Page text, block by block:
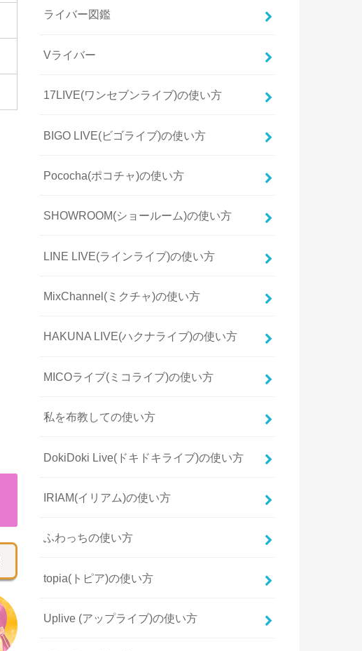
ライバー図鑑
Vライバー
17LIVE(ワンセブンライブ)の使い方
BIGO LIVE(ビゴライブ)の使い方
Pococha(ポコチャ)の使い方
SHOWROOM(ショールーム)の使い方
LINE LIVE(ラインライブ)の使い方
MixChannel(ミクチャ)の使い方
HAKUNA LIVE(ハクナライブ)の使い方
MICOライブ(ミコライブ)の使い方
私を布教しての使い方
DokiDoki Live(ドキドキライブ)の使い方
IRIAM(イリアム)の使い方
ふわっちの使い方
topia(トピア)の使い方
Uplive (アップライブ)の使い方